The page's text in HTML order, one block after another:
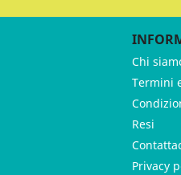
Chi
Termini
Resi
Privacy